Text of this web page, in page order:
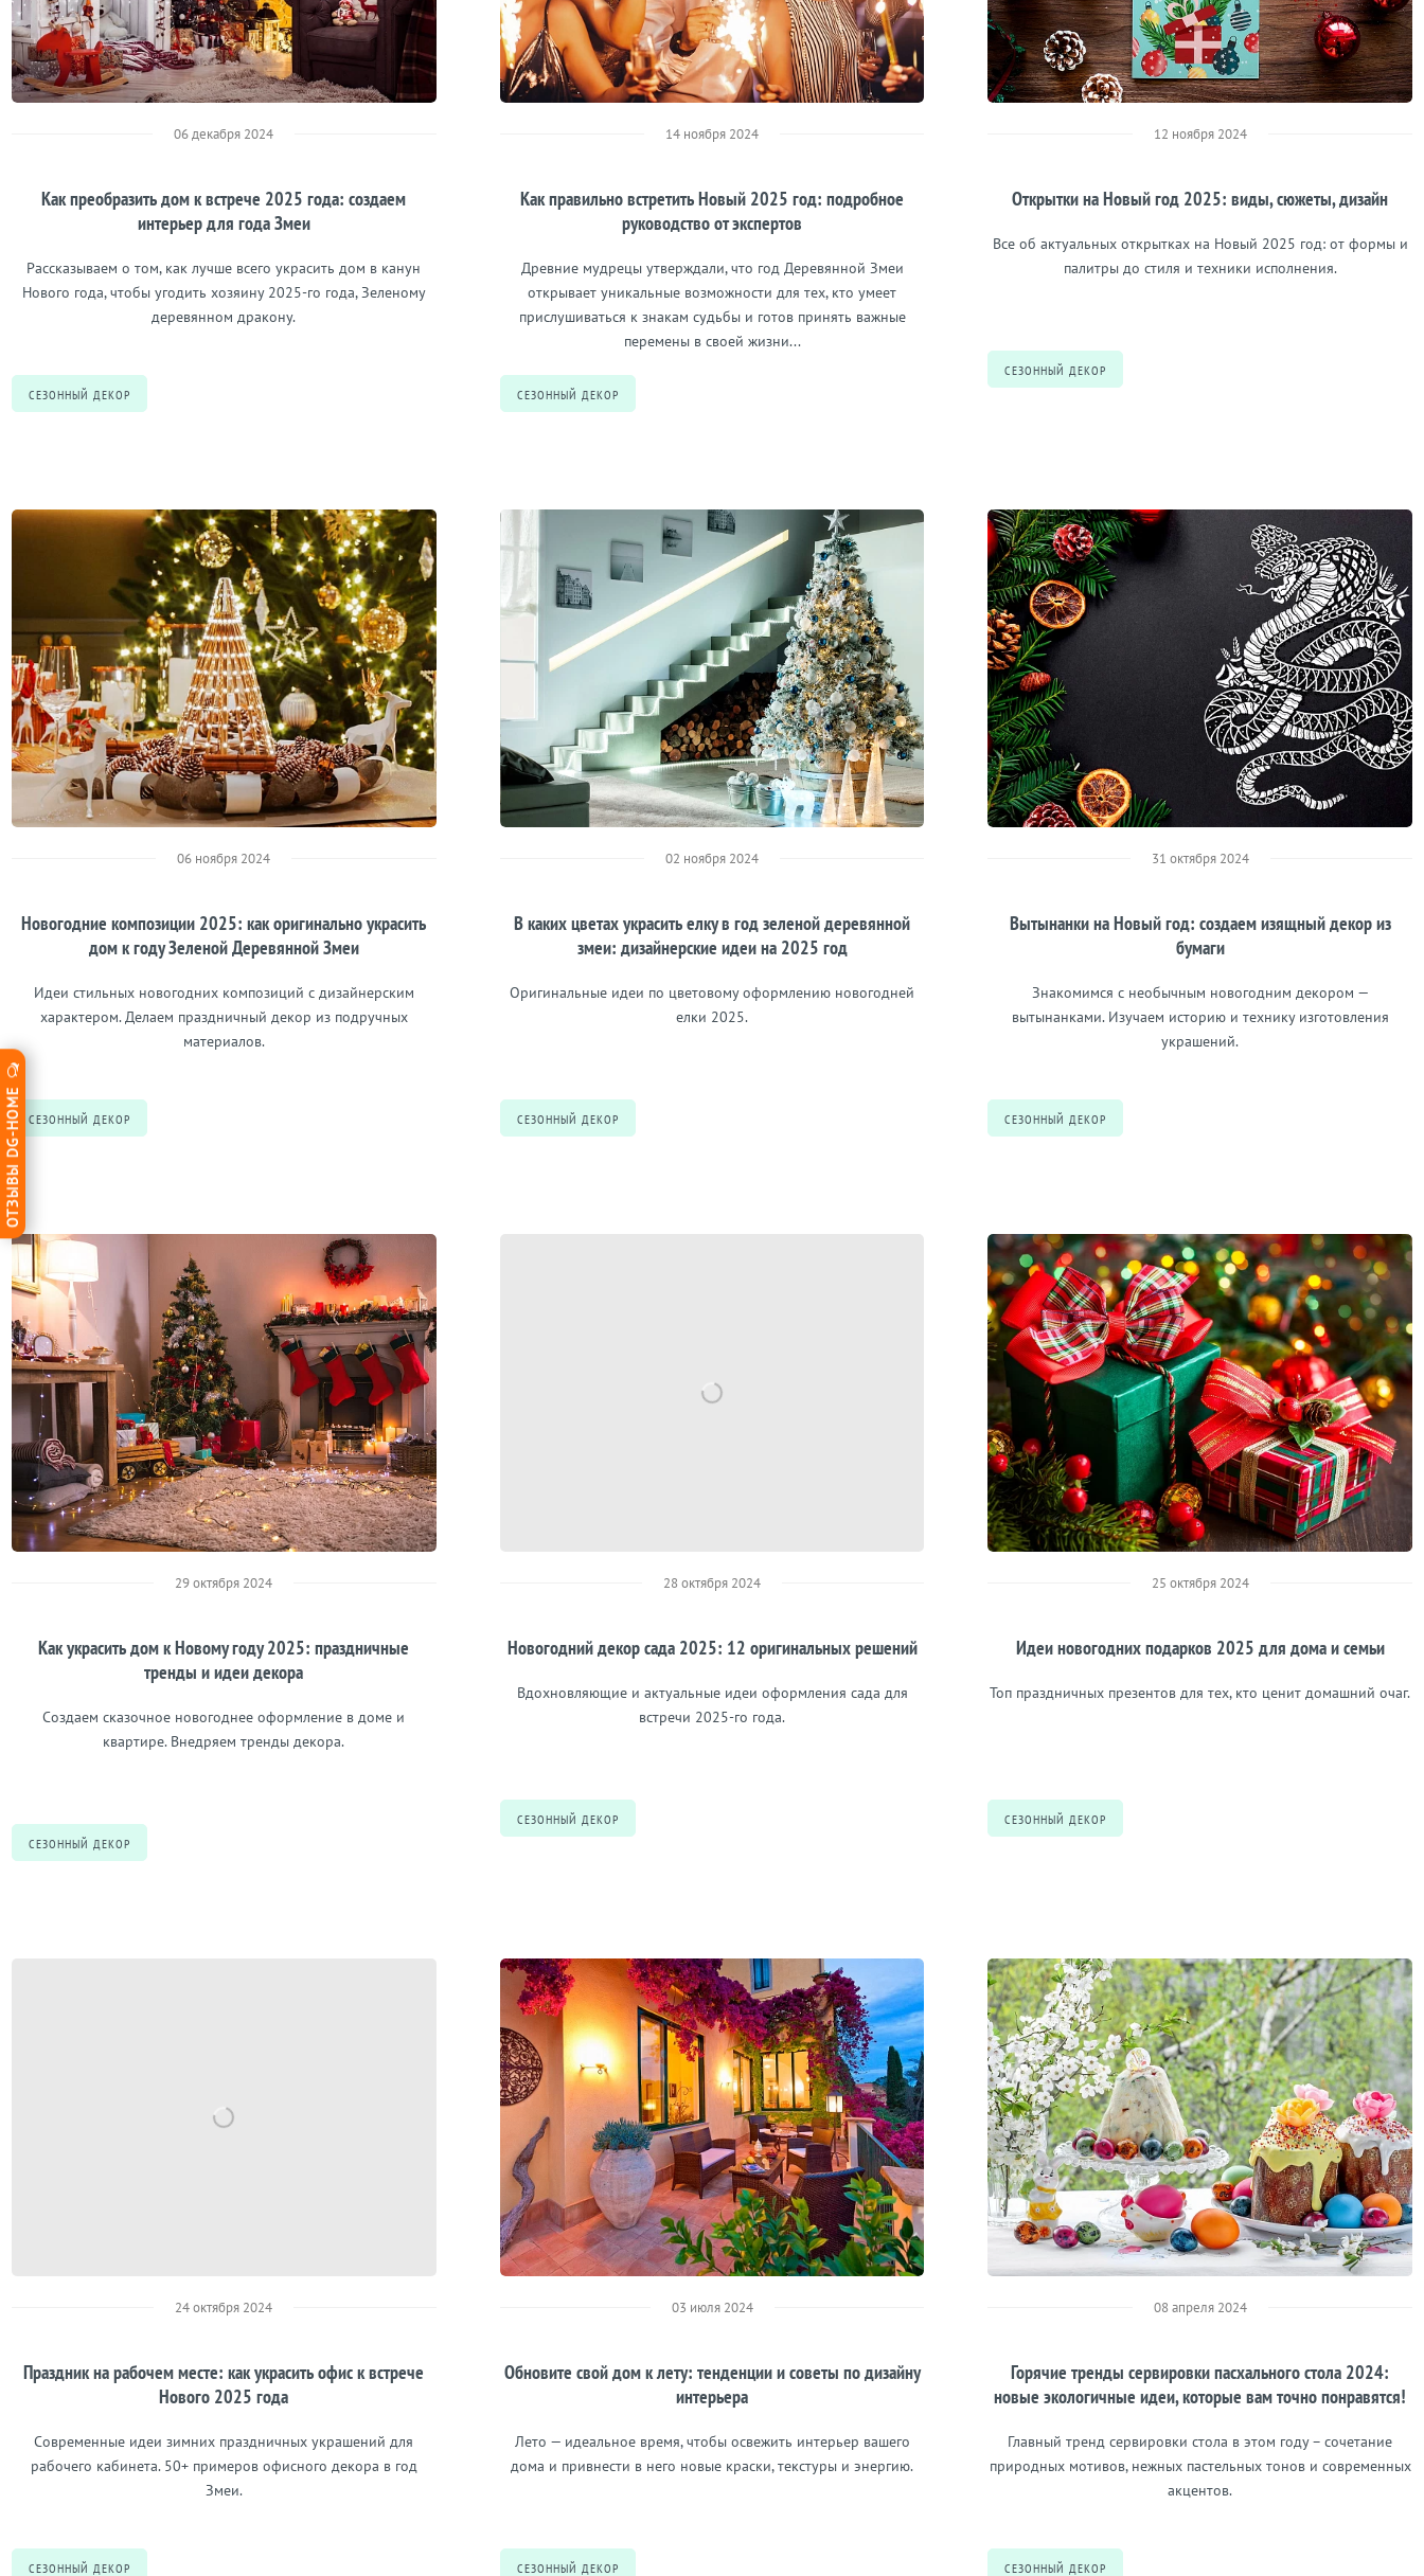
ОТЗЫВЫ DG-HOME
06 декабря 2024
Как преобразить дом к встрече 2025 года: создаем
интерьер для года Змеи
Рассказываем о том, как лучше всего украсить дом в канун
Нового года, чтобы угодить хозяину 2025-го года, Зеленому
деревянном дракону.
СЕЗОННЫЙ ДЕКОР
14 ноября 2024
Как правильно встретить Новый 2025 год: подробное
руководство от экспертов
Древние мудрецы утверждали, что год Деревянной Змеи
открывает уникальные возможности для тех, кто умеет
прислушиваться к знакам судьбы и готов принять важные
перемены в своей жизни...
СЕЗОННЫЙ ДЕКОР
12 ноября 2024
Открытки на Новый год 2025: виды, сюжеты, дизайн
Все об актуальных открытках на Новый 2025 год: от формы и
палитры до стиля и техники исполнения.
СЕЗОННЫЙ ДЕКОР
06 ноября 2024
Новогодние композиции 2025: как оригинально украсить
дом к году Зеленой Деревянной Змеи
Идеи стильных новогодних композиций с дизайнерским
характером. Делаем праздничный декор из подручных
материалов.
СЕЗОННЫЙ ДЕКОР
02 ноября 2024
В каких цветах украсить елку в год зеленой деревянной
змеи: дизайнерские идеи на 2025 год
Оригинальные идеи по цветовому оформлению новогодней
елки 2025.
СЕЗОННЫЙ ДЕКОР
31 октября 2024
Вытынанки на Новый год: создаем изящный декор из
бумаги
Знакомимся с необычным новогодним декором —
вытынанками. Изучаем историю и технику изготовления
украшений.
СЕЗОННЫЙ ДЕКОР
29 октября 2024
Как украсить дом к Новому году 2025: праздничные
тренды и идеи декора
Создаем сказочное новогоднее оформление в доме и
квартире. Внедряем тренды декора.
СЕЗОННЫЙ ДЕКОР
28 октября 2024
Новогодний декор сада 2025: 12 оригинальных решений
Вдохновляющие и актуальные идеи оформления сада для
встречи 2025-го года.
СЕЗОННЫЙ ДЕКОР
25 октября 2024
Идеи новогодних подарков 2025 для дома и семьи
Топ праздничных презентов для тех, кто ценит домашний очаг.
СЕЗОННЫЙ ДЕКОР
24 октября 2024
Праздник на рабочем месте: как украсить офис к встрече
Нового 2025 года
Современные идеи зимних праздничных украшений для
рабочего кабинета. 50+ примеров офисного декора в год
Змеи.
СЕЗОННЫЙ ДЕКОР
03 июля 2024
Обновите свой дом к лету: тенденции и советы по дизайну
интерьера
Лето — идеальное время, чтобы освежить интерьер вашего
дома и привнести в него новые краски, текстуры и энергию.
СЕЗОННЫЙ ДЕКОР
08 апреля 2024
Горячие тренды сервировки пасхального стола 2024:
новые экологичные идеи, которые вам точно понравятся!
Главный тренд сервировки стола в этом году – сочетание
природных мотивов, нежных пастельных тонов и современных
акцентов.
СЕЗОННЫЙ ДЕКОР